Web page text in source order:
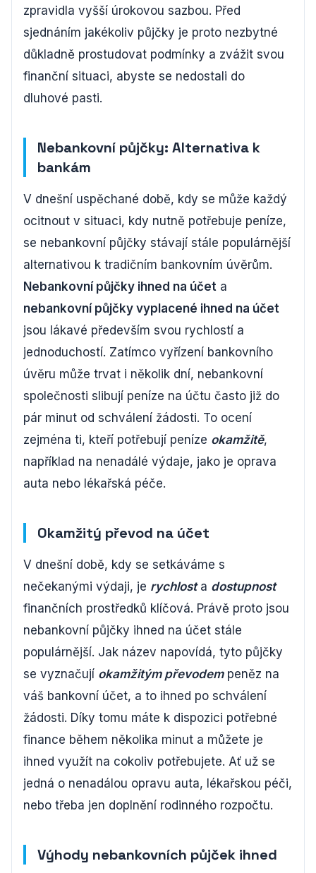
zpravidla vyšší úrokovou sazbou. Před
sjednáním jakékoliv půjčky je proto nezbytné
důkladně prostudovat podmínky a zvážit svou
finanční situaci, abyste se nedostali do
dluhové pasti.
Nebankovní půjčky: Alternativa k
bankám
V dnešní uspěchané době, kdy se může každý
ocitnout v situaci, kdy nutně potřebuje peníze,
se nebankovní půjčky stávají stále populárnější
alternativou k tradičním bankovním úvěrům.
Nebankovní půjčky ihned na účet a
nebankovní půjčky vyplacené ihned na účet
jsou lákavé především svou rychlostí a
jednoduchostí. Zatímco vyřízení bankovního
úvěru může trvat i několik dní, nebankovní
společnosti slibují peníze na účtu často již do
pár minut od schválení žádosti. To ocení
zejména ti, kteří potřebují peníze okamžitě,
například na nenadálé výdaje, jako je oprava
auta nebo lékařská péče.
Okamžitý převod na účet
V dnešní době, kdy se setkáváme s
nečekanými výdaji, je rychlosta dostupnost
finančních prostředků klíčová. Právě proto jsou
nebankovní půjčky ihned na účet stále
populárnější. Jak název napovídá, tyto půjčky
se vyznačují okamžitým převodempeněz na
váš bankovní účet, a to ihned po schválení
žádosti. Díky tomu máte k dispozici potřebné
finance během několika minut a můžete je
ihned využít na cokoliv potřebujete. Ať už se
jedná o nenadálou opravu auta, lékařskou péči,
nebo třeba jen doplnění rodinného rozpočtu.
Výhody nebankovních půjček ihned